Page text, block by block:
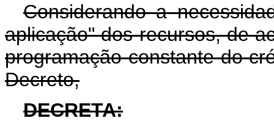
Considerando a
aplicação" dos recursos, de
programação constante do
Decreto,
DECRETA: